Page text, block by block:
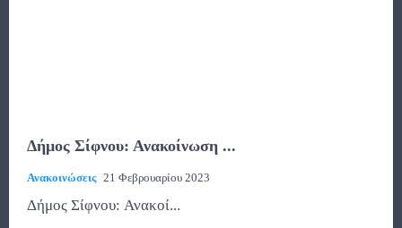
Δήμος Σίφνου: Ανακοίνωση ...
Ανακοινώσεις 21 Φεβρουαρίου 2023
Δήμος Σίφνου: Ανακοί...